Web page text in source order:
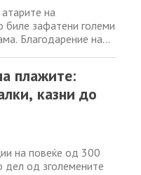
на
биле зафатени големи
Благодарение на
плажите:
казни до
на повеќе од 300
дел од зголемените